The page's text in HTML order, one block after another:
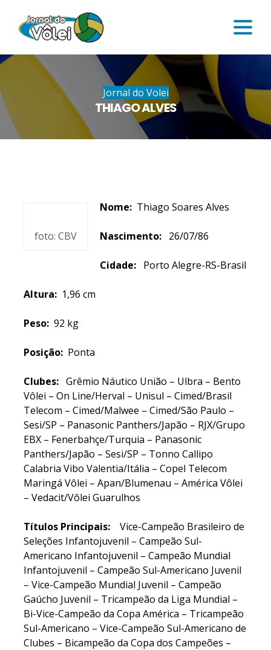
Jornal do Volei
THIAGO ALVES
foto: CBV
Nome: Thiago Soares Alves
Nascimento: 26/07/86
Cidade: Porto Alegre-RS-Brasil
Altura: 1,96 cm
Peso: 92 kg
Posição: Ponta
Clubes: Grêmio Náutico União – Ulbra – Bento
Vôlei – On Line/Herval – Unisul – Cimed/Brasil
Telecom – Cimed/Malwee – Cimed/São Paulo –
Sesi/SP – Panasonic Panthers/Japão – RJX/Grupo
EBX – Fenerbahçe/Turquia – Panasonic
Panthers/Japão – Sesi/SP – Tonno Callipo
Calabria Vibo Valentia/Itália – Copel Telecom
Maringá Vôlei – Apan/Blumenau – América Vôlei
– Vedacit/Vôlei Guarulhos
Títulos Principais: Vice-Campeão Brasileiro de
Seleções Infantojuvenil – Campeão Sul-
Americano Infantojuvenil – Campeão Mundial
Infantojuvenil – Campeão Sul-Americano Juvenil
– Vice-Campeão Mundial Juvenil – Campeão
Gaúcho Juvenil – Tricampeão da Liga Mundial –
Bi-Vice-Campeão da Copa América – Tricampeão
Sul-Americano – Vice-Campeão Sul-Americano de
Clubes – Bicampeão da Copa dos Campeões –